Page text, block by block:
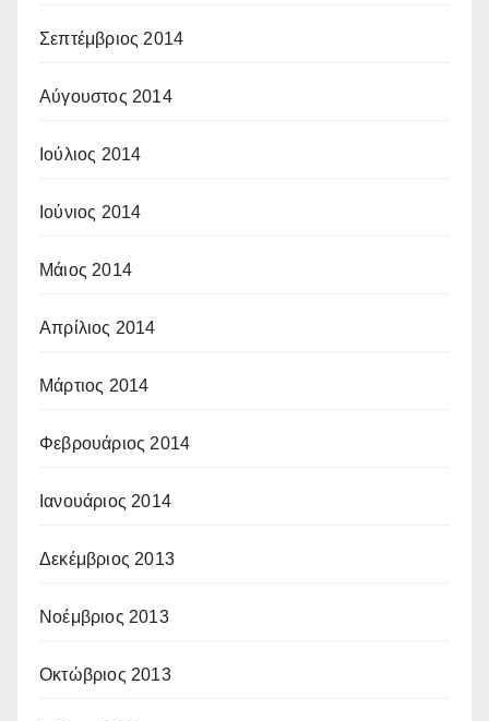
Σεπτέμβριος 2014
Αύγουστος 2014
Ιούλιος 2014
Ιούνιος 2014
Μάιος 2014
Απρίλιος 2014
Μάρτιος 2014
Φεβρουάριος 2014
Ιανουάριος 2014
Δεκέμβριος 2013
Νοέμβριος 2013
Οκτώβριος 2013